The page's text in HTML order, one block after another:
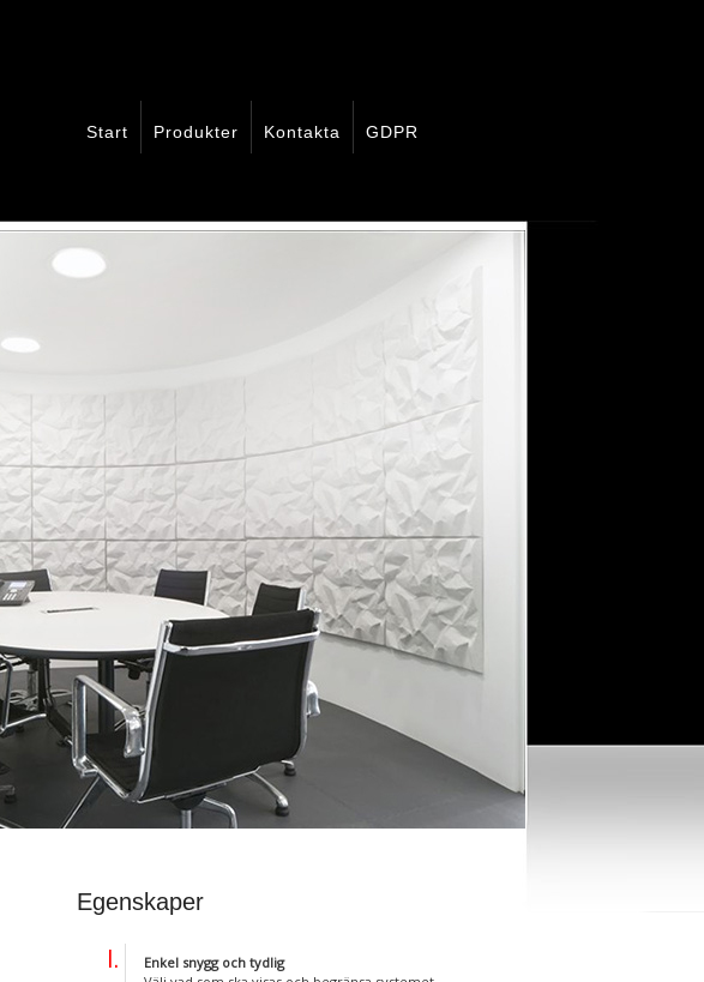
Start Produkter Kontakta GDPR
Egenskaper
Enkel snygg och tydlig